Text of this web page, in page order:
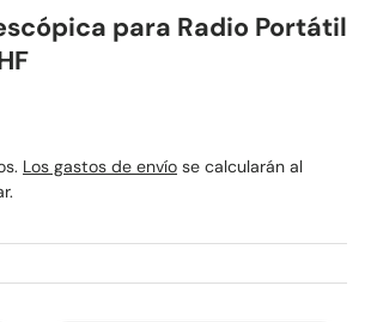
para Radio Portátil
Los gastos de envío se calcularán al